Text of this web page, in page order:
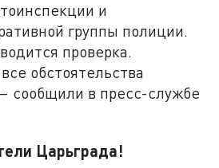
и
группы полиции.
проверка.
обстоятельства
сообщили в пресс-службе
Царьграда!